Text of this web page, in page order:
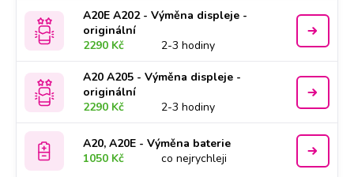
A20E A202 - Výměna displeje -
originální
2290 Kč
2-3 hodiny
A20 A205 - Výměna displeje -
originální
2290 Kč
2-3 hodiny
A20, A20E - Výměna baterie
1050 Kč
co nejrychleji